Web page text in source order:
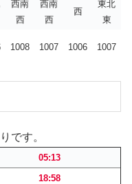
西南
西
西南
西
西
東北
東
1008 1007 1006 1007
です。
05:13
18:58